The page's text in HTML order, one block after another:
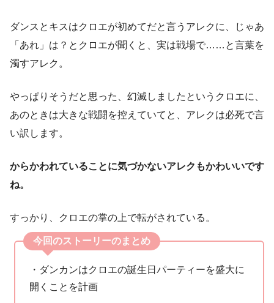
ダンスとキスはクロエが初めてだと言うアレクに、じゃあ
「あれ」は？とクロエが聞くと、実は戦場で……と言葉を
濁すアレク。
やっぱりそうだと思った、幻滅しましたというクロエに、
あのときは大きな戦闘を控えていてと、アレクは必死で言
い訳します。
からかわれていることに気づかないアレクもかわいいです
ね。
すっかり、クロエの掌の上で転がされている。
今回のストーリーのまとめ
・ダンカンはクロエの誕生日パーティーを盛大に
開くことを計画